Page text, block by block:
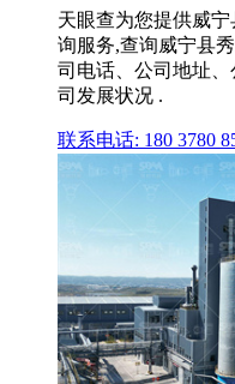
天眼查为您提供威
询服务,查询威宁县
司电话、公司地址
司发展状况 .
联系电话: 180 3780